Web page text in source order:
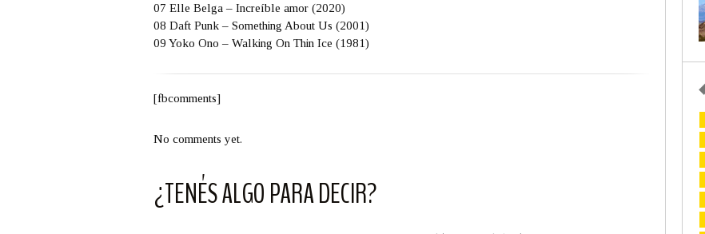
07 Elle Belga – Increíble amor (2020)
08 Daft Punk – Something About Us (2001)
09 Yoko Ono – Walking On Thin Ice (1981)
[fbcomments]
No comments yet.
¿TENÉS ALGO PARA DECIR?